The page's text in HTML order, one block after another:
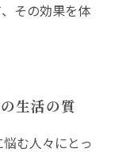
その効果を体
生活の質
む人々にとっ